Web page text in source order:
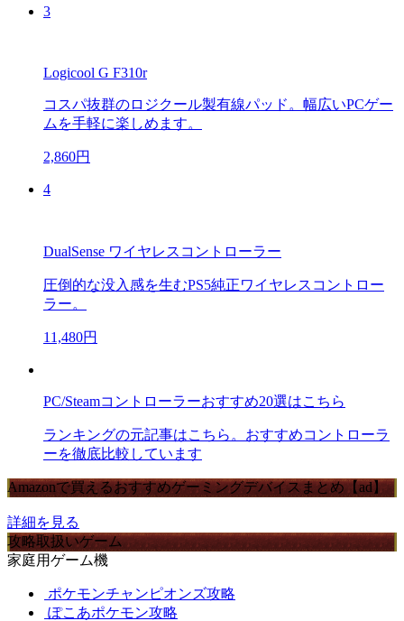
3
Logicool G F310r
コスパ抜群のロジクール製有線パッド。幅広いPCゲー
ムを手軽に楽しめます。
2,860円
4
DualSense ワイヤレスコントローラー
圧倒的な没入感を生むPS5純正ワイヤレスコントロー
ラー。
11,480円
PC/Steamコントローラーおすすめ20選はこちら
ランキングの元記事はこちら。おすすめコントローラ
ーを徹底比較しています
Amazonで買えるおすすめゲーミングデバイスまとめ【ad】
詳細を見る
攻略取扱いゲーム
家庭用ゲーム機
ポケモンチャンピオンズ攻略
ぽこあポケモン攻略